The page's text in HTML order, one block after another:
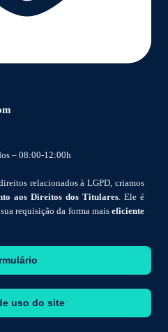
– 08:00-12:00h
relacionados à LGPD, criamos
aos Direitos dos Titulares. Ele é
requisição da forma mais eficiente
uso do site